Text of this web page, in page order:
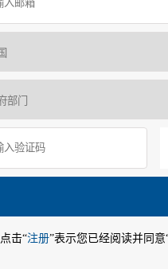
点击“注册”表示您已经阅读并同意